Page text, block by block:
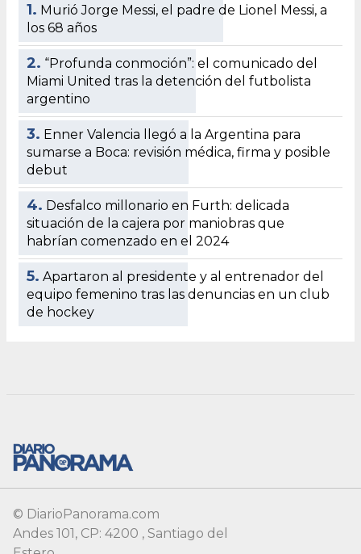
1. Murió Jorge Messi, el padre de Lionel Messi, a
los 68 años
2. “Profunda conmoción”: el comunicado del
Miami United tras la detención del futbolista
argentino
3. Enner Valencia llegó a la Argentina para
sumarse a Boca: revisión médica, firma y posible
debut
4. Desfalco millonario en Furth: delicada
situación de la cajera por maniobras que
habrían comenzado en el 2024
5. Apartaron al presidente y al entrenador del
equipo femenino tras las denuncias en un club
de hockey
© DiarioPanorama.com
Andes 101, CP: 4200 , Santiago del